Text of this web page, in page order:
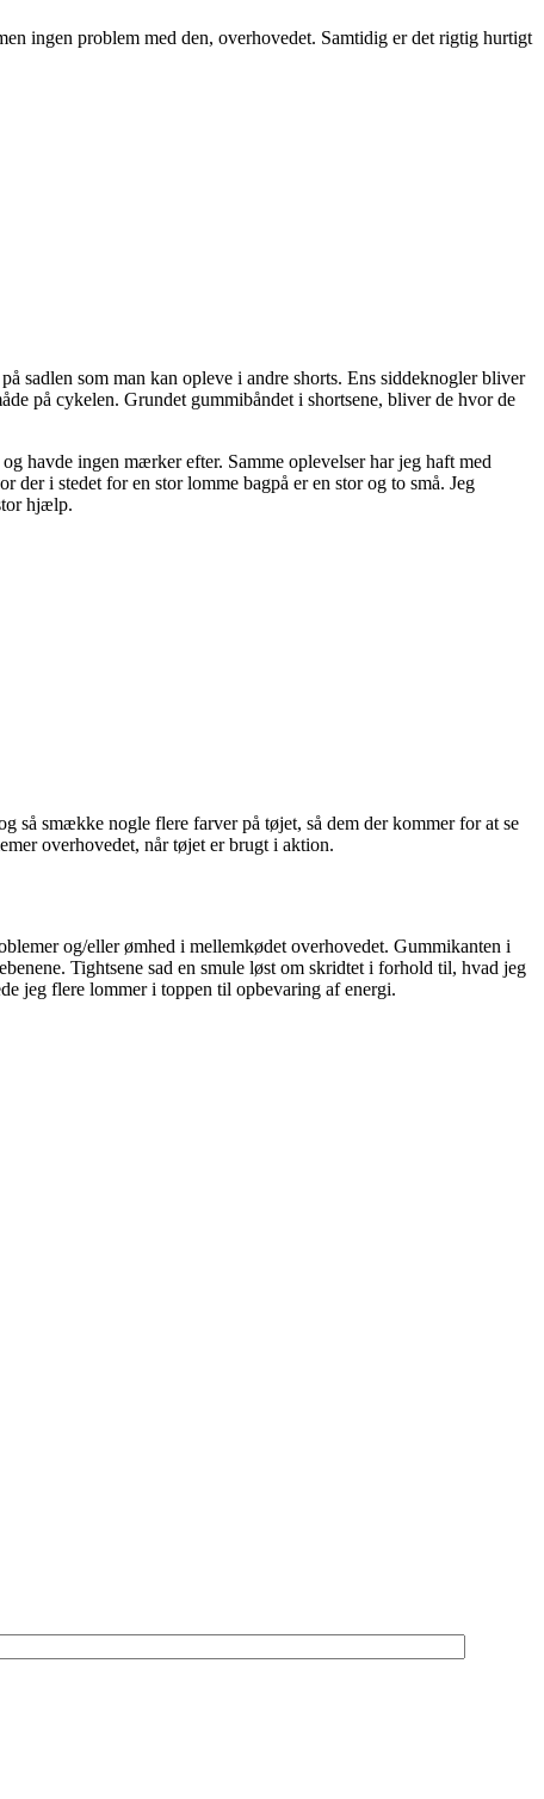
ingen problem med den, overhovedet. Samtidig er det rigtig hurtigt
sadlen som man kan opleve i andre shorts. Ens siddeknogler bliver
på cykelen. Grundet gummibåndet i shortsene, bliver de hvor de
havde ingen mærker efter. Samme oplevelser har jeg haft med
i stedet for en stor lomme bagpå er en stor og to små. Jeg
hjælp.
så smække nogle flere farver på tøjet, så dem der kommer for at se
overhovedet, når tøjet er brugt i aktion.
og/eller ømhed i mellemkødet overhovedet. Gummikanten i
Tightsene sad en smule løst om skridtet i forhold til, hvad jeg
jeg flere lommer i toppen til opbevaring af energi.